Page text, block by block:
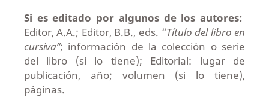
Si es editado por algunos de los autores:
Editor, A.A.; Editor, B.B., eds. “Título del libro en
cursiva”; información de la colección o serie
del libro (si lo tiene); Editorial: lugar de
publicación, año; volumen (si lo tiene),
páginas.